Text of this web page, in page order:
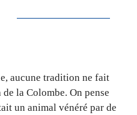
aucune tradition ne fait
la Colombe. On pense
un animal vénéré par de